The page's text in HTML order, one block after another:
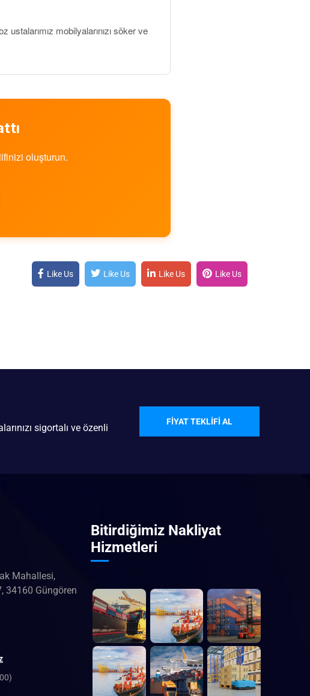
mobilyalarınızı söker ve
oluşturun.
Like Us Like Us Like Us Like Us
sigortalı ve özenli
FIYAT TEKLIFI AL
Mahallesi,
34160 Güngören
Bitirdiğimiz Nakliyat
Hizmetleri